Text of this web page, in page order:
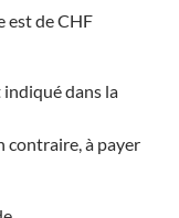
est de CHF
indiqué dans la
contraire, à payer